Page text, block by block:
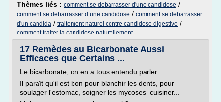
Thèmes liés : comment se debarrasser d'une candidose /
comment se debarrasser d une candidose / comment se debarrasser
d'un candida / traitement naturel contre candidose digestive /
comment traiter la candidose naturellement
17 Remèdes au Bicarbonate Aussi
Efficaces que Certains ...
Le bicarbonate, on en a tous entendu parler.
Il paraît qu'il est bon pour blanchir les dents, pour
soulager l'estomac, soigner les mycoses, cuisiner...